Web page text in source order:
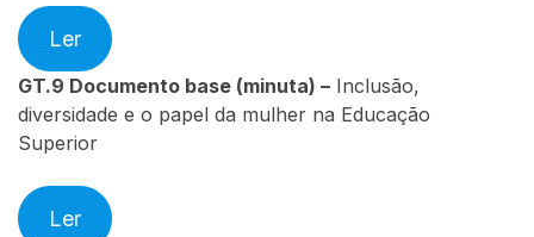
Ler
GT.9 Documento base (minuta) – Inclusão,
diversidade e o papel da mulher na Educação
Superior
Ler